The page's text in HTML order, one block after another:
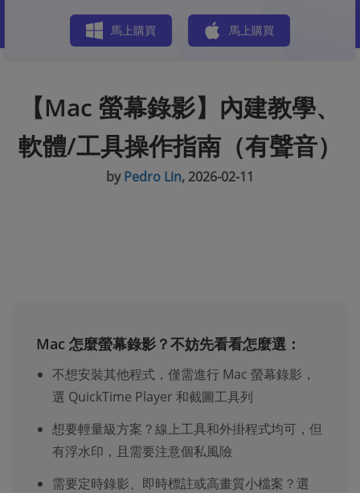
馬上購買 馬上購買
【Mac 螢幕錄影】內建教學、
軟體/工具操作指南（有聲音）
byPedro Lin, 2026-02-11
Mac 怎麼螢幕錄影？不妨先看看怎麼選：
不想安裝其他程式，僅需進行 Mac 螢幕錄影，
選 QuickTime Player 和截圖工具列
想要輕量級方案？線上工具和外掛程式均可，但
有浮水印，且需要注意個私風險
需要定時錄影、即時標註或高畫質小檔案？選